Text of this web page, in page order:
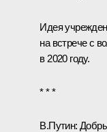
Идея
на встречес
в 2020 году.
* * *
В.Путин: